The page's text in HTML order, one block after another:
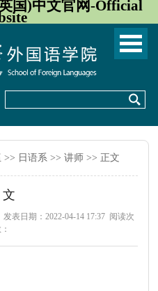
国)中文官网-Official
>> 日语系 >>讲师 >> 正文
文
发表日期：2022-04-14 17:37 阅读次